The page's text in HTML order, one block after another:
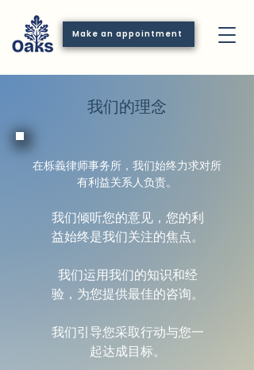
Make an appointment
我们的理念
在栎義律师事务所，我们始终力求对所
有利益关系人负责。
我们倾听您的意见，您的利
益始终是我们关注的焦点。
我们运用我们的知识和经
验，为您提供最佳的咨询。
我们引导您采取行动与您一
起达成目标。